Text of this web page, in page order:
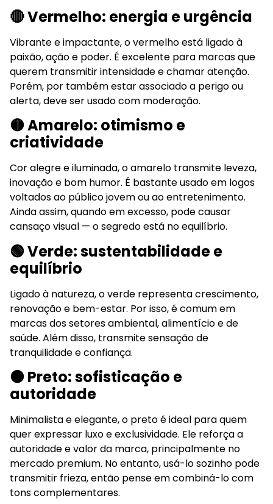
🔴 Vermelho: energia e urgência
Vibrante e impactante, o vermelho está ligado à
paixão, ação e poder. É excelente para marcas que
querem transmitir intensidade e chamar atenção.
Porém, por também estar associado a perigo ou
alerta, deve ser usado com moderação.
🟡 Amarelo: otimismo e
criatividade
Cor alegre e iluminada, o amarelo transmite leveza,
inovação e bom humor. É bastante usado em logos
voltados ao público jovem ou ao entretenimento.
Ainda assim, quando em excesso, pode causar
cansaço visual — o segredo está no equilíbrio.
🟢 Verde: sustentabilidade e
equilíbrio
Ligado à natureza, o verde representa crescimento,
renovação e bem-estar. Por isso, é comum em
marcas dos setores ambiental, alimentício e de
saúde. Além disso, transmite sensação de
tranquilidade e confiança.
⚫ Preto: sofisticação e
autoridade
Minimalista e elegante, o preto é ideal para quem
quer expressar luxo e exclusividade. Ele reforça a
autoridade e valor da marca, principalmente no
mercado premium. No entanto, usá-lo sozinho pode
transmitir frieza, então pense em combiná-lo com
tons complementares.